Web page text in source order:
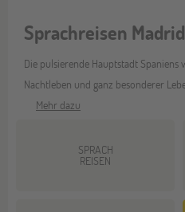
Sprachreisen Madrid
Die pulsierende Hauptstadt
Nachtleben und ganz besonderer
Mehr dazu
SPRACH
REISEN